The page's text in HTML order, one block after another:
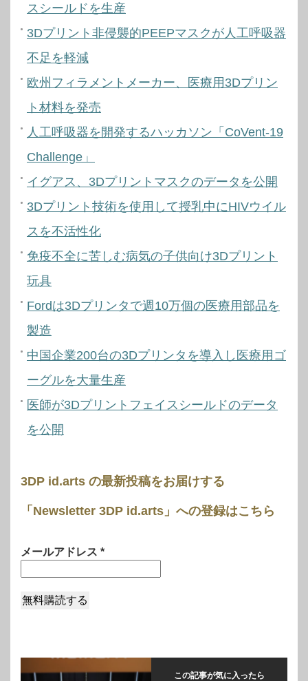
スシールドを生産
3Dプリント非侵襲的PEEPマスクが人工呼吸器
不足を軽減
欧州フィラメントメーカー、医療用3Dプリン
ト材料を発売
人工呼吸器を開発するハッカソン「CoVent-19
Challenge」
イグアス、3Dプリントマスクのデータを公開
3Dプリント技術を使用して授乳中にHIVウイル
スを不活性化
免疫不全に苦しむ病気の子供向け3Dプリント
玩具
Fordは3Dプリンタで週10万個の医療用部品を
製造
中国企業200台の3Dプリンタを導入し医療用ゴ
ーグルを大量生産
医師が3Dプリントフェイスシールドのデータ
を公開
3DP id.arts の最新投稿をお届けする
「Newsletter 3DP id.arts」への登録はこちら
メールアドレス *
この記事が気に入ったら